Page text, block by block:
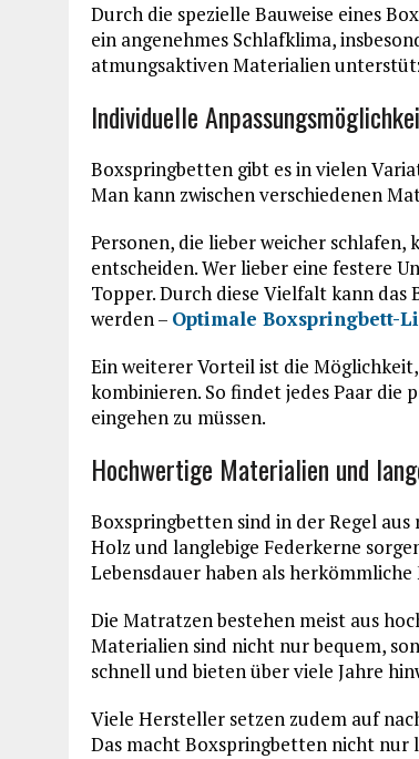
Durch die spezielle Bauweise eines
ein angenehmes Schlafklima,
atmungsaktiven Materialien
Individuelle
Boxspringbetten gibt es in vielen
Man kann zwischen verschiedenen
Personen, die lieber weicher
entscheiden. Wer lieber eine festere
Topper. Durch diese Vielfalt kann
werden – Optimale Boxspringbett-
Ein weiterer Vorteil ist die
kombinieren. So findet jedes Paar die
eingehen zu müssen.
Hochwertige Materialien und
Boxspringbetten sind in der Regel
Holz und langlebige Federkerne
Lebensdauer haben als herkömmliche
Die Matratzen bestehen meist aus
Materialien sind nicht nur bequem,
schnell und bieten über viele Jahre
Viele Hersteller setzen zudem auf
Das macht Boxspringbetten nicht nur